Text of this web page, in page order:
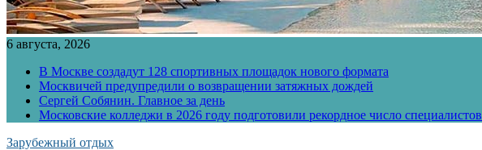
6 августа, 2026
В Москве создадут 128 спортивных площадок нового формата
Москвичей предупредили о возвращении затяжных дождей
Сергей Собянин. Главное за день
Московские колледжи в 2026 году подготовили рекордное число специалистов
Зарубежный отдых